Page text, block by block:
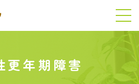
更年期障害